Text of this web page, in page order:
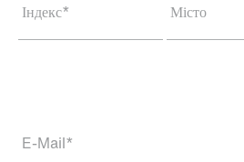
Індекс* Місто
E-Mail*